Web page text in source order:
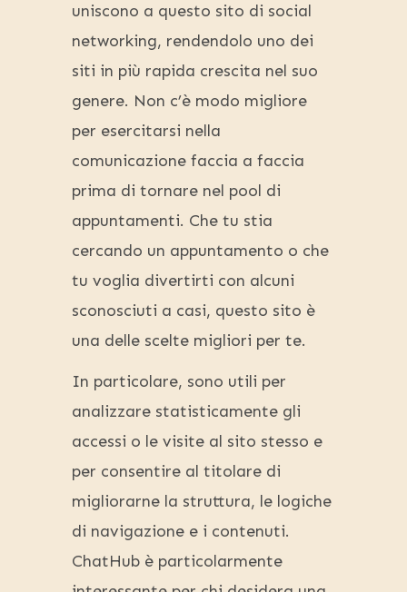
uniscono a questo sito di social
networking, rendendolo uno dei
siti in più rapida crescita nel suo
genere. Non c’è modo migliore
per esercitarsi nella
comunicazione faccia a faccia
prima di tornare nel pool di
appuntamenti. Che tu stia
cercando un appuntamento o che
tu voglia divertirti con alcuni
sconosciuti a casi, questo sito è
una delle scelte migliori per te.
In particolare, sono utili per
analizzare statisticamente gli
accessi o le visite al sito stesso e
per consentire al titolare di
migliorarne la struttura, le logiche
di navigazione e i contenuti.
ChatHub è particolarmente